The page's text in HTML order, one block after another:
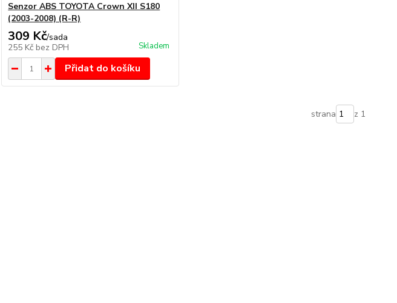
Senzor ABS TOYOTA Crown XII S180
(2003-2008) (R-R)
309 Kč/sada
255 Kč bez DPH Skladem
Přidat do košíku
strana z 1